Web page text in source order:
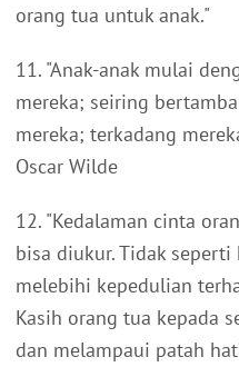
orang tua untuk anak."
11. "Anak-anak mulai
mereka; seiring
mereka; terkadang
Oscar Wilde
12. "Kedalaman cinta
bisa diukur. Tidak
melebihi kepedulian
Kasih orang tua kepada
dan melampaui patah